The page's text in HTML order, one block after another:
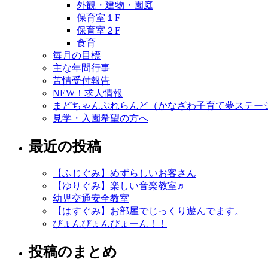
外観・建物・園庭
保育室１F
保育室２F
食育
毎月の目標
主な年間行事
苦情受付報告
NEW！求人情報
まどちゃんぷれらんど（かなざわ子育て夢ステー
見学・入園希望の方へ
最近の投稿
【ふじぐみ】めずらしいお客さん
【ゆりぐみ】楽しい音楽教室♬
幼児交通安全教室
【はすぐみ】お部屋でじっくり遊んでます。
ぴょんぴょんぴょーん！！
投稿のまとめ